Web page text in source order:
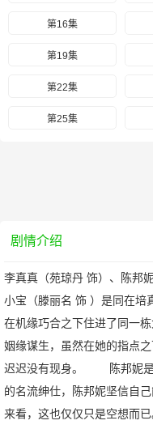
第16集
第19集
第22集
第25集
剧情介绍
李真真（苑琼丹 饰）、陈邦
小宝（滕丽名 饰 ）是同在培
在机缘巧合之下住进了同一
姻缘谋生，虽然在她的指点
迟迟没有现身。 陈邦妮是
的名流绅仕，陈邦妮坚信自
来看，这也仅仅只是空想而